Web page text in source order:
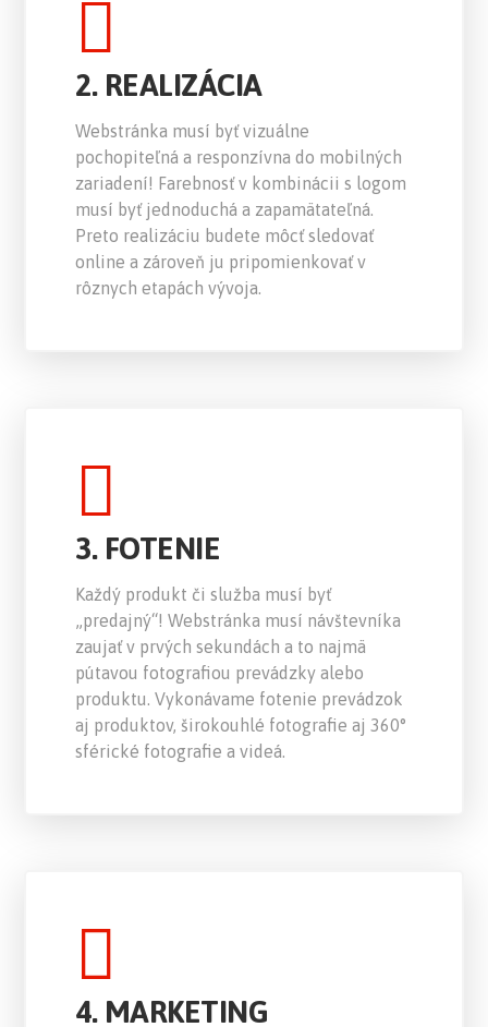
2. REALIZÁCIA
Webstránka musí byť vizuálne
pochopiteľná a responzívna do mobilných
zariadení! Farebnosť v kombinácii s logom
musí byť jednoduchá a zapamätateľná.
Preto realizáciu budete môcť sledovať
online a zároveň ju pripomienkovať v
rôznych etapách vývoja.
3. FOTENIE
Každý produkt či služba musí byť
„predajný“! Webstránka musí návštevníka
zaujať v prvých sekundách a to najmä
pútavou fotografiou prevádzky alebo
produktu. Vykonávame fotenie prevádzok
aj produktov, širokouhlé fotografie aj 360°
sférické fotografie a videá.
4. MARKETING